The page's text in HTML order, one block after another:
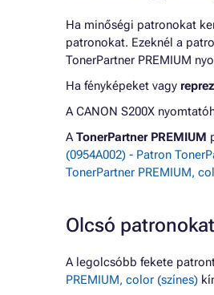
Ha minőségi patronokat
patronokat. Ezeknél a
TonerPartner PREMIUM
Ha fényképeket vagy
A CANON S200X
ATonerPartner PREMIUM
(0954A002) - Patron
TonerPartner PREMIUM,
Olcsó
A legolcsóbb fekete
PREMIUM, color (színes)